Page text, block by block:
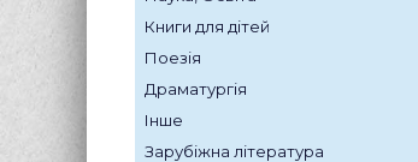
Книги для дітей
Поезія
Драматургія
Інше
Зарубіжна література